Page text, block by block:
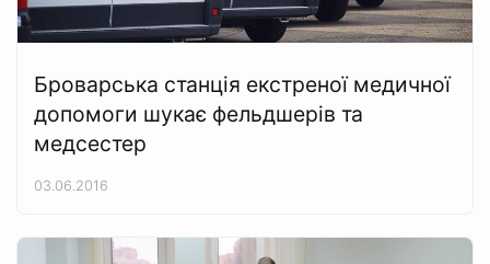
Броварська станція екстреної медичної
допомоги шукає фельдшерів та
медсестер
03.06.2016